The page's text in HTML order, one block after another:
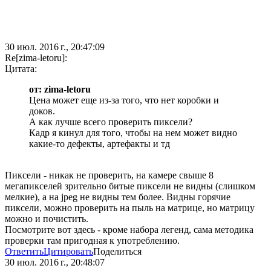
30 июл. 2016 г., 20:47:09
Re[zima-letoru]:
Цитата:
от: zima-letoru
Цена может еще из-за того, что нет коробки и
доков.
А как лучше всего проверить пиксели?
Кадр я кинул для того, чтобы на нем может видно
какие-то дефекты, артефакты и тд
Пиксели - никак не проверить, на камере свыше 8
мегапикселей зрительно битые пиксели не видны (слишком
мелкие), а на jpeg не видны тем более. Видны горячие
пиксели, можно проверить на пыль на матрице, но матрицу
можно и почистить.
Посмотрите вот здесь - кроме набора легенд, сама методика
проверки там пригодная к употреблению.
ОтветитьЦитироватьПоделиться
30 июл. 2016 г., 20:48:07